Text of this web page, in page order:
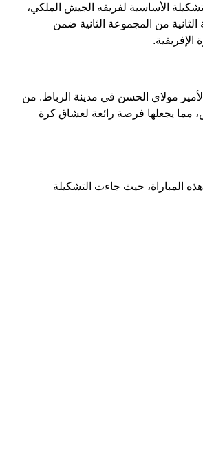
الأساسية لفريقه الجيش الملكي،
من المجموعة الثانية ضمن
28 نوفمبر 2025، على أرضية ملعب الأمير مولاي الحسن في مدينة الرباط. من
مما يجعلها فرصة رائعة لعشاق كرة
المباراة، حيث جاءت التشكيلة